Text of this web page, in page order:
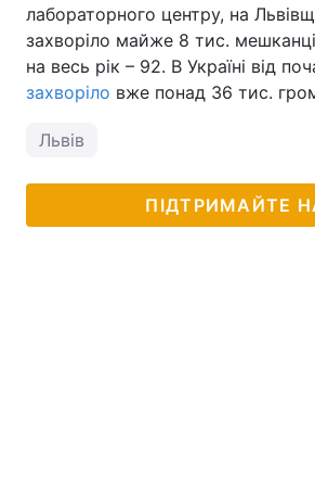
лабораторного центру, на
захворіло майже 8 тис.
на весь рік – 92. В Україні від
захворіло вже понад 36 тис.
Львів
ПІДТРИМАЙТЕ